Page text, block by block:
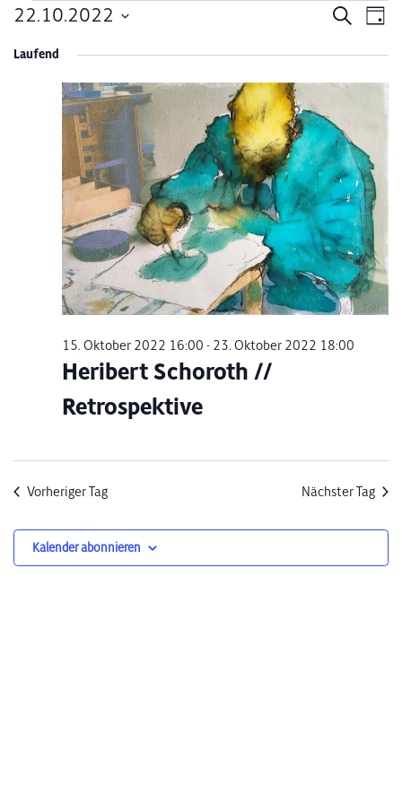
Veranstaltungen
für
Oktober
2022
Suche
und
Suche
Tag
22.10.2022
wählen.
Laufend
Heribert Schoroth //
Retrospektive
15. Oktober 2022 16:00 - 23. Oktober 2022 18:00
Vorheriger Tag Nächster Tag
Kalender abonnieren